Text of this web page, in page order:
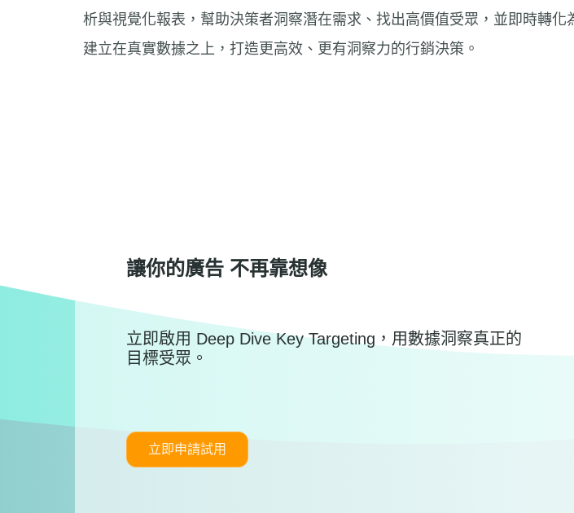
析與視覺化報表，幫助決策者洞察潛在需求、找出高價值受眾，並即時轉
建立在真實數據之上，打造更高效、更有洞察力的行銷決策。
讓你的廣告 不再靠想像
立即啟用 Deep Dive Key Targeting，用數據洞察真正的
目標受眾。
立即申請試用